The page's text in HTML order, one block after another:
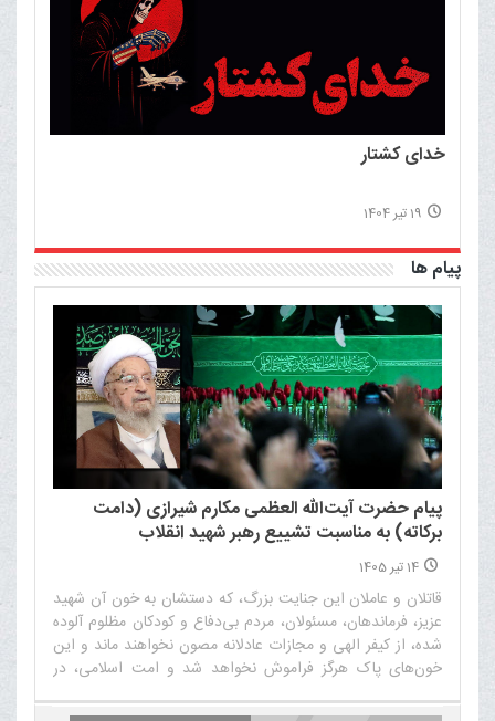
خدای کشتار
19 تیر 1404
پیام ها
پیام حضرت آیت‌الله العظمی مکارم شیرازی (دامت
برکاته) به مناسبت تشییع رهبر شهید انقلاب
14 تیر 1405
قاتلان و عاملان این جنایت بزرگ، که دستشان به خون آن شهید
عزیز، فرماندهان، مسئولان، مردم بی‌دفاع و کودکان مظلوم آلوده
شده، از کیفر الهی و مجازات عادلانه مصون نخواهند ماند و این
خون‌های پاک هرگز فراموش نخواهد شد و امت اسلامی، در
شهیدان دنبال خواهد کرد‌